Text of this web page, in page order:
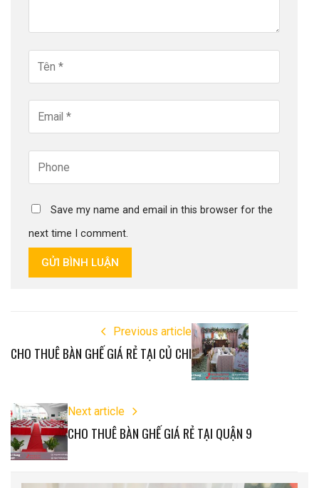
Save my name and email in this browser for the
next time I comment.
GỬI BÌNH LUẬN
Previous article
CHO THUÊ BÀN GHẾ GIÁ RẺ TẠI CỦ CHI
Next article
CHO THUÊ BÀN GHẾ GIÁ RẺ TẠI QUẬN 9